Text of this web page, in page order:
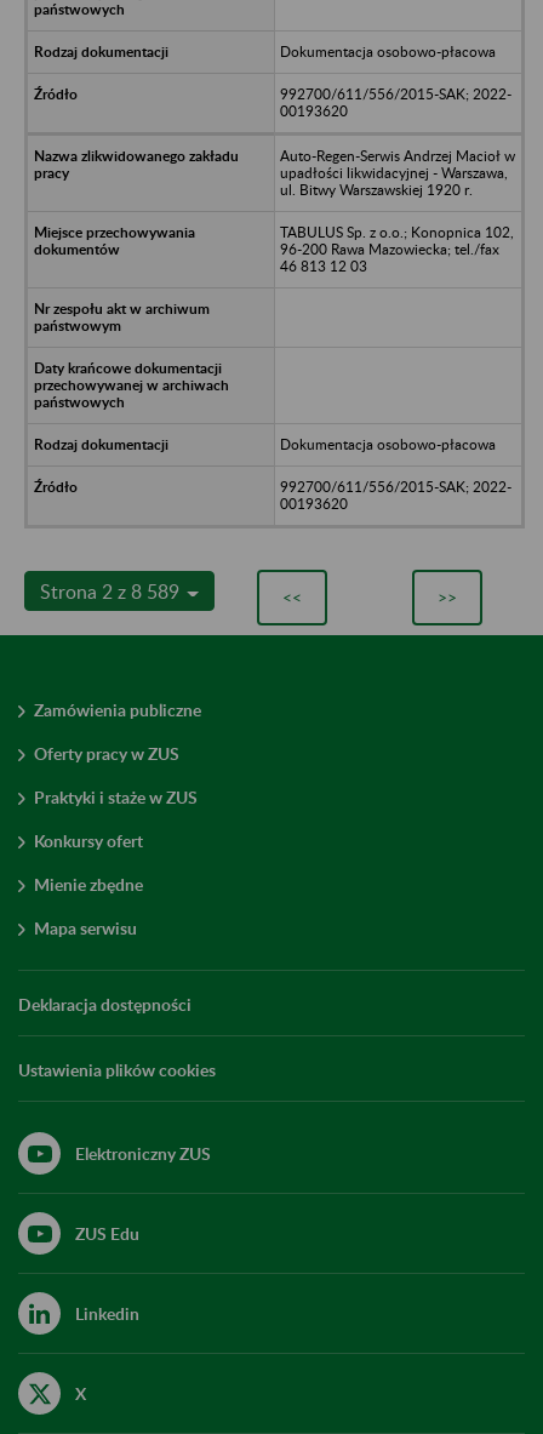
Dokumentacja osobowo-płacowa
992700/611/556/2015-SAK; 2022-
00193620
Auto-Regen-Serwis Andrzej Macioł w
upadłości likwidacyjnej - Warszawa,
ul. Bitwy Warszawskiej 1920 r.
TABULUS Sp. z o.o.; Konopnica 102,
96-200 Rawa Mazowiecka; tel./fax
46 813 12 03
Dokumentacja osobowo-płacowa
992700/611/556/2015-SAK; 2022-
00193620
Strona 2 z 8 589 << >>
Zamówienia publiczne
Oferty pracy w ZUS
Praktyki i staże w ZUS
Konkursy ofert
Mienie zbędne
Mapa serwisu
Deklaracja dostępności
Ustawienia plików cookies
Elektroniczny ZUS
ZUS Edu
Linkedin
X